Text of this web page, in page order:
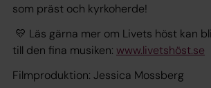
som präst och kyrkoherde!
💛 Läs gärna mer om Livets höst kan
till den fina musiken: www.livetshöst.se
Filmproduktion: Jessica Mossberg